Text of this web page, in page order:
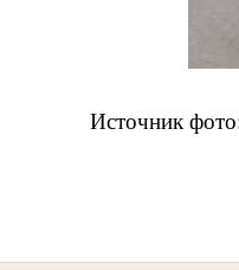
Источник